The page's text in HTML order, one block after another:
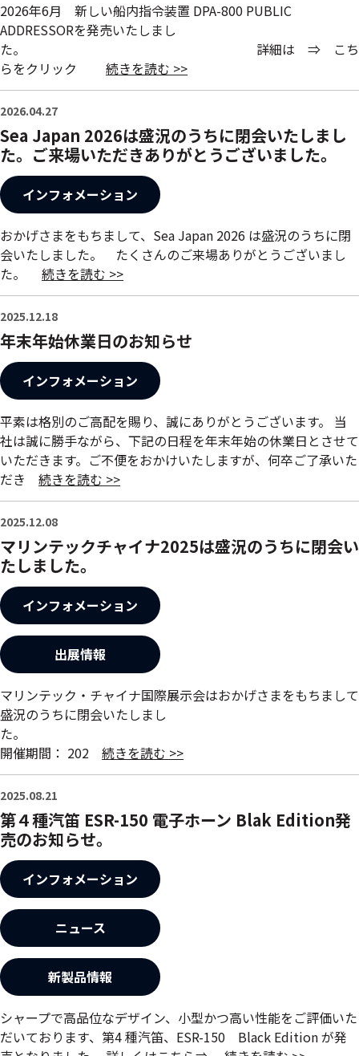
2026年6月 新しい船内指令装置 DPA-800 PUBLIC
ADDRESSORを発売いたしまし
た。 詳細は ⇒ こち
らをクリック 続きを読む >>
2026.04.27
Sea Japan 2026は盛況のうちに閉会いたしまし
た。ご来場いただきありがとうございました。
インフォメーション
おかげさまをもちまして、Sea Japan 2026 は盛況のうちに閉
会いたしました。 たくさんのご来場ありがとうございまし
た。 続きを読む >>
2025.12.18
年末年始休業日のお知らせ
インフォメーション
平素は格別のご高配を賜り、誠にありがとうございます。 当
社は誠に勝手ながら、下記の日程を年末年始の休業日とさせて
いただきます。ご不便をおかけいたしますが、何卒ご了承いた
だき 続きを読む >>
2025.12.08
マリンテックチャイナ2025は盛況のうちに閉会い
たしました。
インフォメーション
出展情報
マリンテック・チャイナ国際展示会はおかげさまをもちまして
盛況のうちに閉会いたしまし
た
開催期間： 202 続きを読む >>
2025.08.21
第４種汽笛 ESR-150 電子ホーン Blak Edition発
売のお知らせ。
インフォメーション
ニュース
新製品情報
シャープで高品位なデザイン、小型かつ高い性能をご評価いた
だいております、第4 種汽笛、ESR-150 Black Edition が発